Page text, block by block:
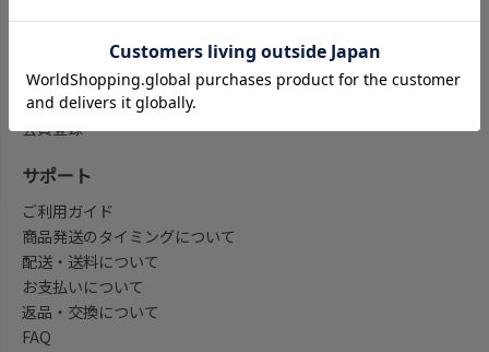
セール
my focus(よみもの)
会員登録/マイページ
会員登録
サポート
ご利用ガイド
商品発送のタイミングについて
配送・送料について
お支払いについて
返品・交換について
FAQ